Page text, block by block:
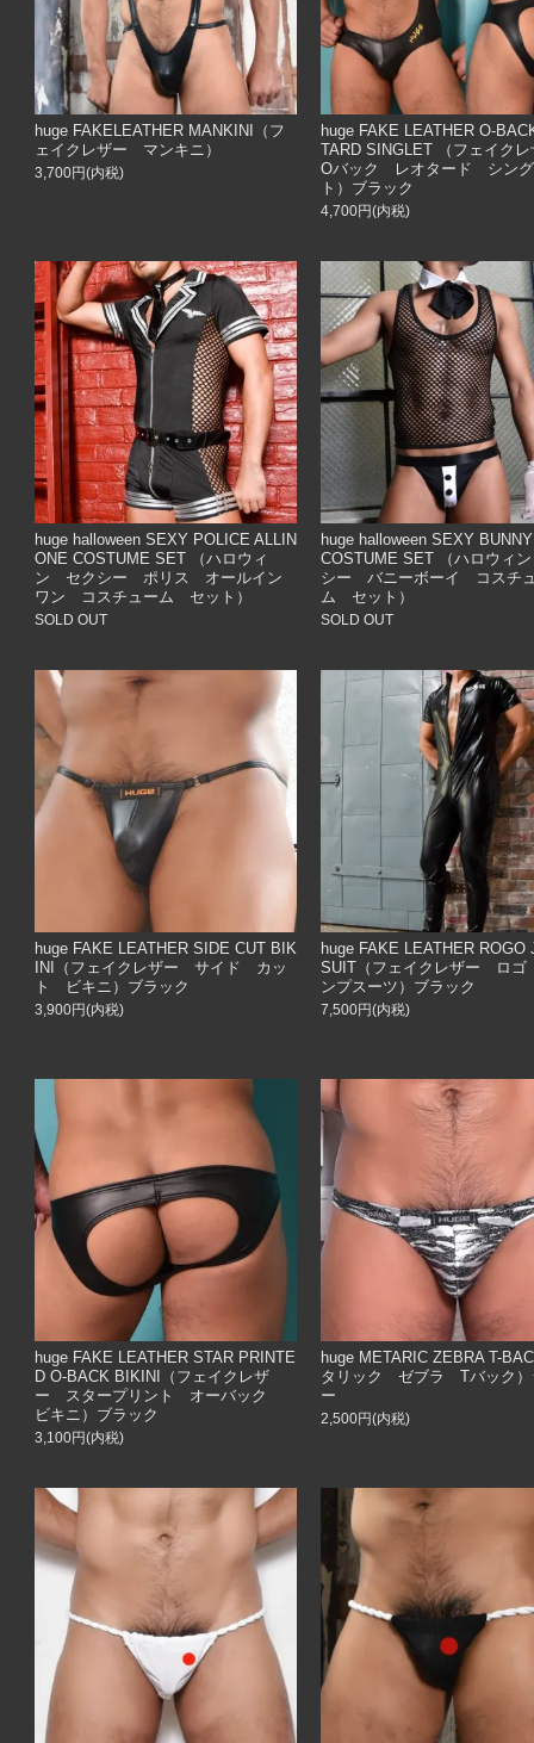
huge FAKELEATHER MANKINI（フ
ェイクレザー マンキニ）
3,700円(内税)
huge FAKE LEATHER O-
TARD SINGLET （フェイク
Oバック レオタード シン
ト）ブラック
4,700円(内税)
huge halloween SEXY POLICE ALLIN
ONE COSTUME SET （ハロウィ
ン セクシー ポリス オールイン
ワン コスチューム セット）
SOLD OUT
huge halloween SEXY
COSTUME SET （ハロウィ
シー バニーボーイ コスチ
ム セット）
SOLD OUT
huge FAKE LEATHER SIDE CUT BIK
INI（フェイクレザー サイド カッ
ト ビキニ）ブラック
3,900円(内税)
huge FAKE LEATHER ROGO
SUIT（フェイクレザー ロ
ンプスーツ）ブラック
7,500円(内税)
huge FAKE LEATHER STAR PRINTE
D O-BACK BIKINI（フェイクレザ
ー スタープリント オーバック
ビキニ）ブラック
3,100円(内税)
huge METARIC ZEBRA T-
タリック ゼブラ Tバック）
ー
2,500円(内税)